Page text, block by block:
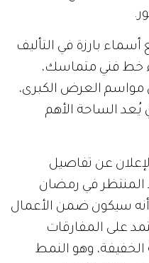
بارزة في التأليف
خط فني متماسك،
العرض الكبرى،
الساحة الأهم
عن تفاصيل
المنتظر في رمضان
أنه سيكون ضمن الأعمال
على المفارقات
الخفيفة، وهو النمط